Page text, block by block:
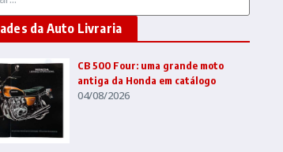
da Auto Livraria
CB 500 Four: uma grande moto
antiga da Honda em catálogo
04/08/2026